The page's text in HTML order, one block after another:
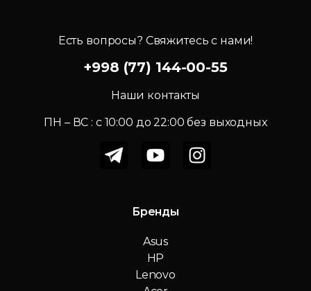
Есть вопросы? Свяжитесь с нами!
+998 (77) 144-00-55
Наши контакты
ПН – ВС : c 10:00 до 22:00 без выходных
Бренды
Asus
HP
Lenovo